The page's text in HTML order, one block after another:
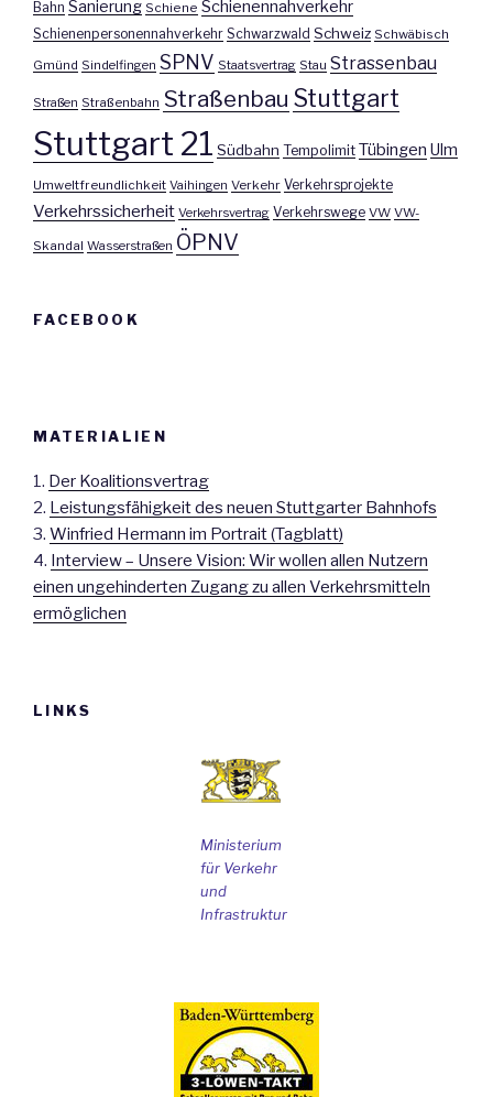
Bahn Sanierung Schiene Schienennahverkehr
Schienenpersonennahverkehr Schwarzwald Schweiz Schwäbisch
Gmünd Sindelfingen SPNV Staatsvertrag Stau Strassenbau
Straßen Straßenbahn Straßenbau Stuttgart
Stuttgart 21 Südbahn Tempolimit Tübingen Ulm
Umweltfreundlichkeit Vaihingen Verkehr Verkehrsprojekte
Verkehrssicherheit Verkehrsvertrag Verkehrswege VW VW-
Skandal Wasserstraßen ÖPNV
FACEBOOK
MATERIALIEN
1. Der Koalitionsvertrag
2. Leistungsfähigkeit des neuen Stuttgarter Bahnhofs
3. Winfried Hermann im Portrait (Tagblatt)
4. Interview – Unsere Vision: Wir wollen allen Nutzern
einen ungehinderten Zugang zu allen Verkehrsmitteln
ermöglichen
LINKS
Ministerium
für Verkehr
und
Infrastruktur